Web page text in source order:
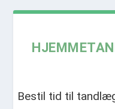
Bestil tid til